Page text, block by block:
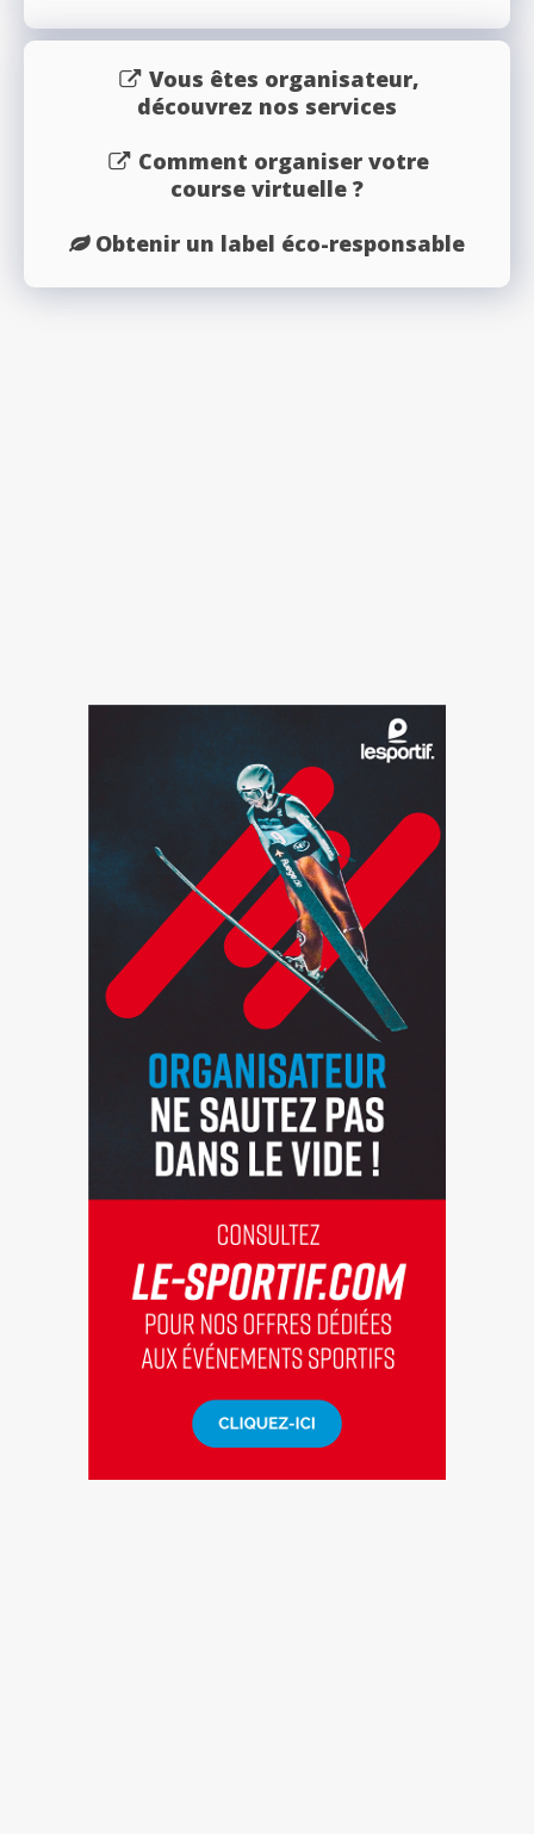
Vous êtes organisateur,
découvrez nos services
Comment organiser votre
course virtuelle ?
Obtenir un label éco-responsable